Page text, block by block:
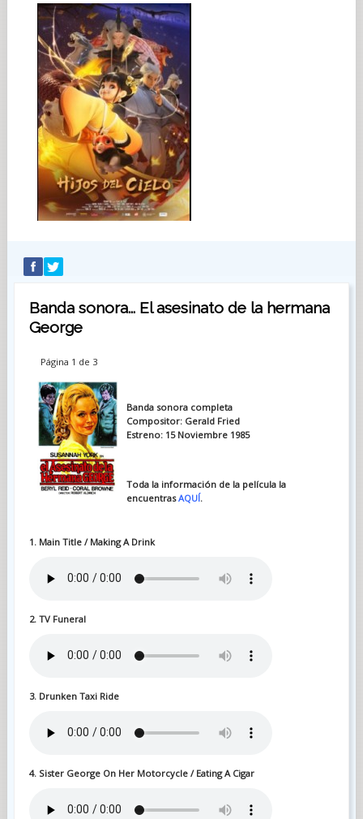
Banda sonora... El asesinato de la hermana
George
Página 1 de 3
Banda sonora completa
Compositor: Gerald Fried
Estreno: 15 Noviembre 1985
Toda la información de la película la
encuentrasAQUÍ.
1. Main Title / Making A Drink
2. TV Funeral
3. Drunken Taxi Ride
4. Sister George On Her Motorcycle / Eating A Cigar